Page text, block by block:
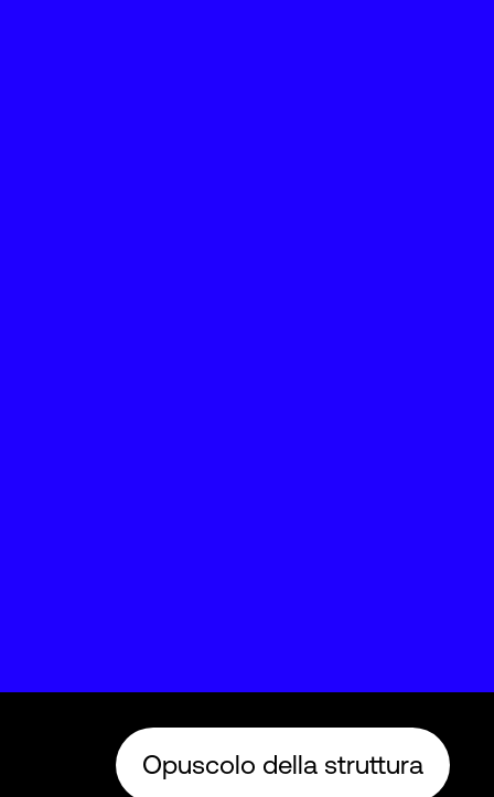
Opuscolo della struttura